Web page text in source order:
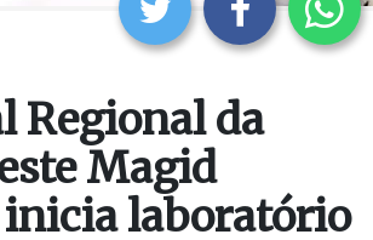
Regional da
Magid
laboratório